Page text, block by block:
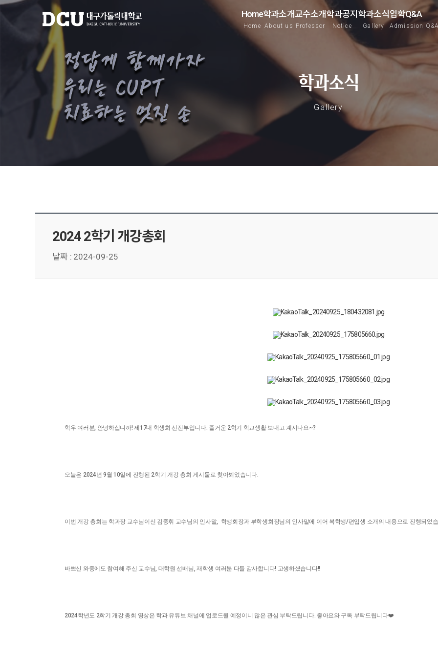
Home
Home
학과소개
About us
교수소개
Professor
학과공지
Notice
학과소식
Gallery
입학Q&A
Admission
학과소식
Gallery
2024 2학기 개강총회
날짜 : 2024-09-25
학우 여러분, 안녕하십니까! 제17대 학생회 선전부입니다. 즐거운 2학기 학교생활 보내고 계시나요~?
오늘은 2024년 9월 10일에 진행된 2학기 개강 총회 게시물로 찾아뵈었습니다.
이번 개강 총회는 학과장 교수님이신 김중휘 교수님의 인사말, 학생회장과 부학생회장님의 인사말에 이어 복학생/편입생 소개의 내용으로 진행되었
바쁘신 와중에도 참여해 주신 교수님, 대학원 선배님, 재학생 여러분 다들 감사합니다! 고생하셨습니다!!
2024학년도 2학기 개강 총회 영상은 학과 유튜브 채널에 업로드될 예정이니 많은 관심 부탁드립니다. 좋아요와 구독 부탁드립니다❤️